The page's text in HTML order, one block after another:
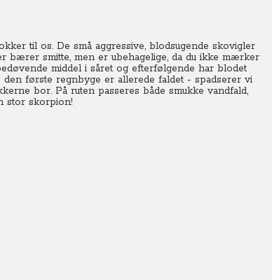
til os. De små aggressive, blodsugende skovigler
bærer smitte, men er ubehagelige, da du ikke mærker
middel i såret og efterfølgende har blodet
første regnbyge er allerede faldet - spadserer vi
bor. På ruten passeres både smukke vandfald,
stor skorpion!